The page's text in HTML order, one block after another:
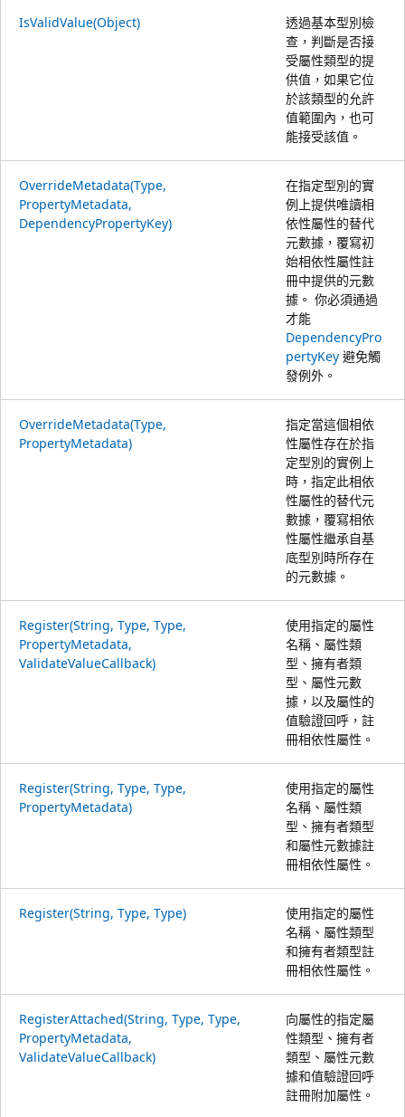
IsValidValue(Object)
透過基本型別檢
查，判斷是否接
受屬性類型的提
供值，如果它位
於該類型的允許
值範圍內，也可
能接受該值。
OverrideMetadata(Type,
PropertyMetadata,
DependencyPropertyKey)
在指定型別的實
例上提供唯讀相
依性屬性的替代
元數據，覆寫初
始相依性屬性註
冊中提供的元數
據。 你必須通過
才能
DependencyPro
pertyKey 避免觸
發例外。
OverrideMetadata(Type,
PropertyMetadata)
指定當這個相依
性屬性存在於指
定型別的實例上
時，指定此相依
性屬性的替代元
數據，覆寫相依
性屬性繼承自基
底型別時所存在
的元數據。
Register(String, Type, Type,
PropertyMetadata,
ValidateValueCallback)
使用指定的屬性
名稱、屬性類
型、擁有者類
型、屬性元數
據，以及屬性的
值驗證回呼，註
冊相依性屬性。
Register(String, Type, Type,
PropertyMetadata)
使用指定的屬性
名稱、屬性類
型、擁有者類型
和屬性元數據註
冊相依性屬性。
Register(String, Type, Type)
使用指定的屬性
名稱、屬性類型
和擁有者類型註
冊相依性屬性。
RegisterAttached(String, Type, Type,
PropertyMetadata,
ValidateValueCallback)
向屬性的指定屬
性類型、擁有者
類型、屬性元數
據和值驗證回呼
註冊附加屬性。